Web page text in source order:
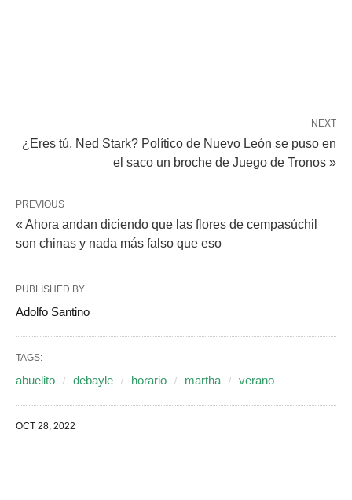
NEXT
¿Eres tú, Ned Stark? Político de Nuevo León se puso en
el saco un broche de Juego de Tronos »
PREVIOUS
« Ahora andan diciendo que las flores de cempasúchil
son chinas y nada más falso que eso
PUBLISHED BY
Adolfo Santino
TAGS:
abuelito debayle horario martha verano
OCT 28, 2022